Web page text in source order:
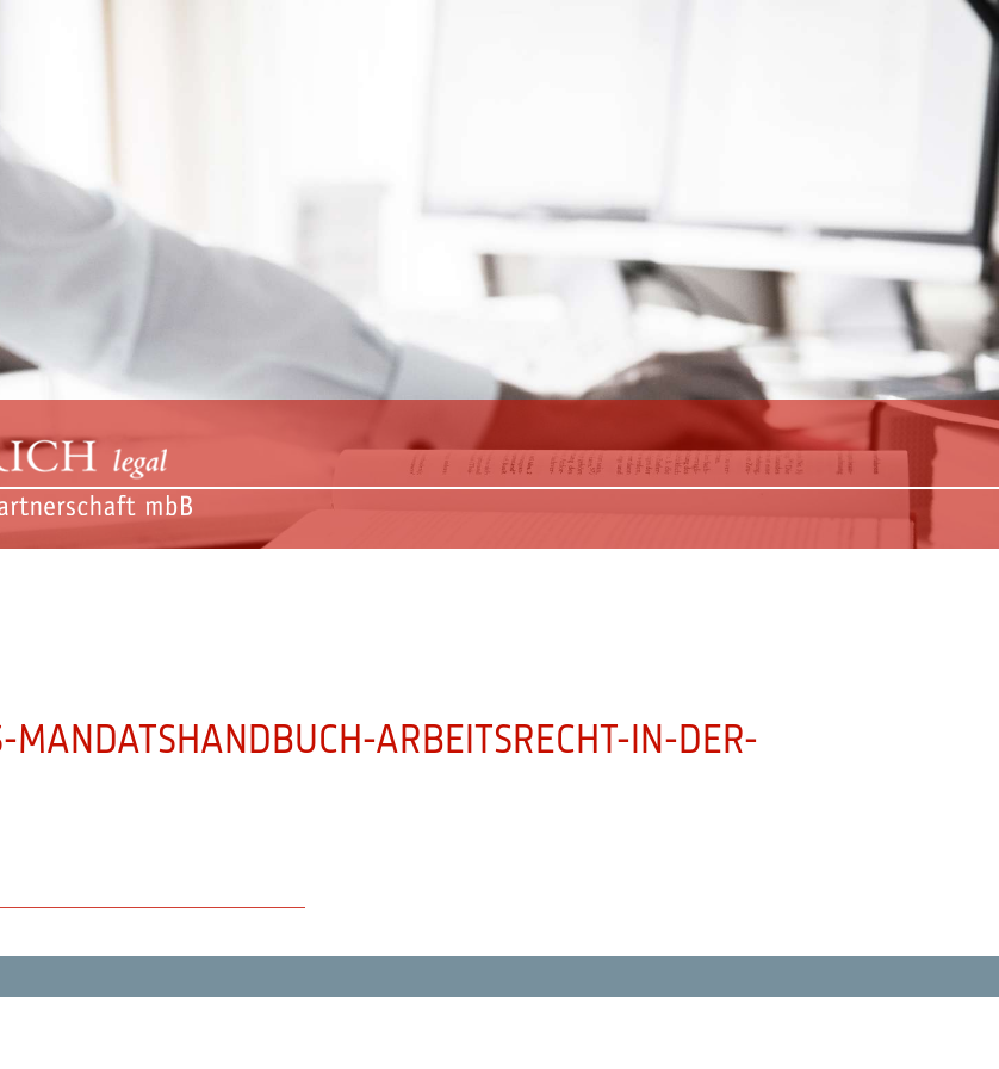
MANDATSHANDBUCH-ARBEITSRECHT-IN-DER-